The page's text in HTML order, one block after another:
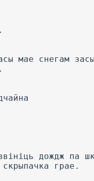
мае снегам
дождж па
грае.